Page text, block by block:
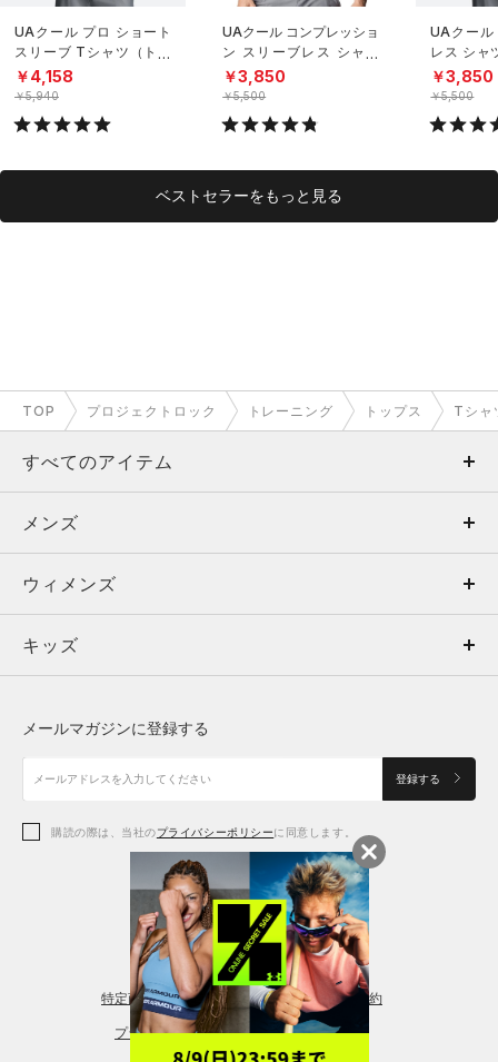
UAクール プロ ショート
スリーブ Tシャツ（トレ
ーニング/MEN）
￥4,158
￥5,940
UAクール コンプレッショ
ン スリーブレス シャツ
（トレーニング/MEN）
￥3,850
￥5,500
UAクール
レス シャ
グ/MEN）
￥3,850
￥5,500
ベストセラーをもっと見る
TOP プロジェクトロック トレーニング トップス Tシャ
すべてのアイテム
メンズ
ウィメンズ
キッズ
アクセサリー
メンズ
トップス
ボトムス
アクセサリー
ウィメンズ
トップス
シューズ
アクセサリー
レギンス＆タイツ
キッズ
シューズ
メールマガジンに登録する
登録する
購読の際は、当社のプライバシーポリシーに同意します。
特定商取引法に基づく通販の表記 会員規約
プライバシーポリシー